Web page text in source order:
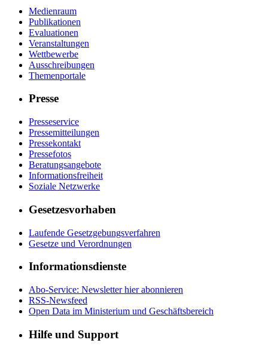
Medienraum
Publikationen
Evaluationen
Veranstaltungen
Wettbewerbe
Ausschreibungen
Themenportale
Presse
Presseservice
Pressemitteilungen
Pressekontakt
Pressefotos
Beratungsangebote
Informationsfreiheit
Soziale Netzwerke
Gesetzesvorhaben
Laufende Gesetzgebungsverfahren
Gesetze und Verordnungen
Informationsdienste
Abo-Service: Newsletter hier abonnieren
RSS-Newsfeed
Open Data im Ministerium und Geschäftsbereich
Hilfe und Support